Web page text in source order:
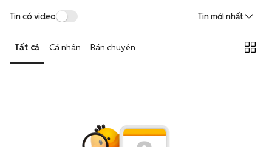
Tin có video Tin mới nhất
Tất cả Cá nhân Bán chuyên